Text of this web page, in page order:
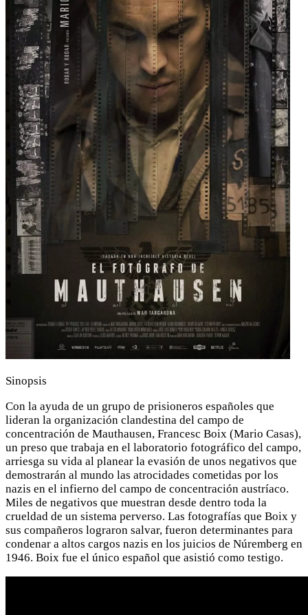
Sinopsis
Con la ayuda de un grupo de prisioneros españoles que
lideran la organización clandestina del campo de
concentración de Mauthausen, Francesc Boix (Mario Casas),
un preso que trabaja en el laboratorio fotográfico del campo,
arriesga su vida al planear la evasión de unos negativos que
demostrarán al mundo las atrocidades cometidas por los
nazis en el infierno del campo de concentración austríaco.
Miles de negativos que muestran desde dentro toda la
crueldad de un sistema perverso. Las fotografías que Boix y
sus compañeros lograron salvar, fueron determinantes para
condenar a altos cargos nazis en los juicios de Núremberg en
1946. Boix fue el único español que asistió como testigo.